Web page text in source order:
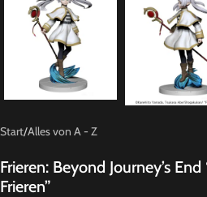
Start/Alles von A - Z
Frieren: Beyond Journey’s
Frieren”